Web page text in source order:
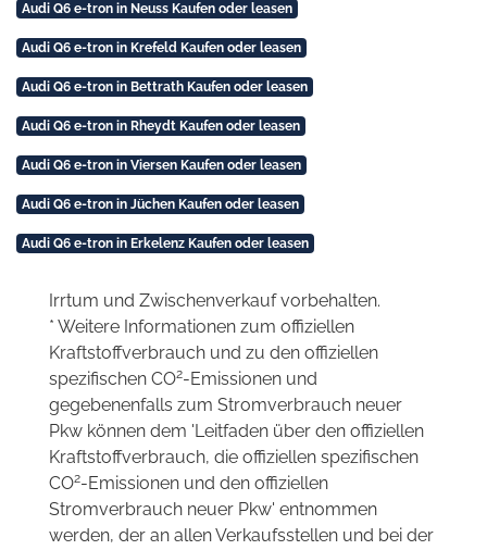
Audi Q6 e-tron in Neuss Kaufen oder leasen
Audi Q6 e-tron in Krefeld Kaufen oder leasen
Audi Q6 e-tron in Bettrath Kaufen oder leasen
Audi Q6 e-tron in Rheydt Kaufen oder leasen
Audi Q6 e-tron in Viersen Kaufen oder leasen
Audi Q6 e-tron in Jüchen Kaufen oder leasen
Audi Q6 e-tron in Erkelenz Kaufen oder leasen
Irrtum und Zwischenverkauf vorbehalten.
* Weitere Informationen zum offiziellen
Kraftstoffverbrauch und zu den offiziellen
spezifischen CO2-Emissionen und
gegebenenfalls zum Stromverbrauch neuer
Pkw können dem 'Leitfaden über den offiziellen
Kraftstoffverbrauch, die offiziellen spezifischen
CO2-Emissionen und den offiziellen
Stromverbrauch neuer Pkw' entnommen
werden, der an allen Verkaufsstellen und bei der